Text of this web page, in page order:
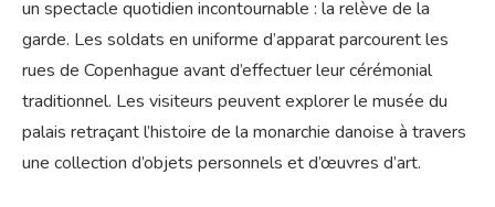
un spectacle quotidien incontournable : la relève de la
garde. Les soldats en uniforme d’apparat parcourent les
rues de Copenhague avant d’effectuer leur cérémonial
traditionnel. Les visiteurs peuvent explorer le musée du
palais retraçant l’histoire de la monarchie danoise à travers
une collection d’objets personnels et d’œuvres d’art.